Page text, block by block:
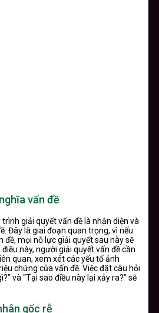
vấn đề
giải quyết vấn đề là nhận diện và
Đây là giai đoạn quan trọng, vì nếu
đề, mọi nỗ lực giải quyết sau này sẽ
này, người giải quyết vấn đề cần
quan, xem xét các yếu tố ảnh
chứng của vấn đề. Việc đặt câu hỏi
và “Tại sao điều này lại xảy ra?” sẽ
gốc rễ